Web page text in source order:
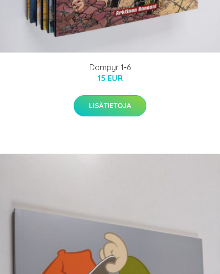
Dampyr 1-6
15 EUR
LISÄTIETOJA